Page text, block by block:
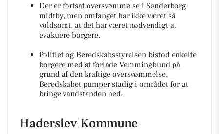
Der er fortsat oversvømmelse i Sønderborg
midtby, men omfanget har ikke været så
voldsomt, at det har været nødvendigt at
evakuere borgere.
Politiet og Beredskabsstyrelsen bistod enkelte
borgere med at forlade Vemmingbund på
grund af den kraftige oversvømmelse.
Beredskabet pumper stadig i området for at
bringe vandstanden ned.
Haderslev Kommune